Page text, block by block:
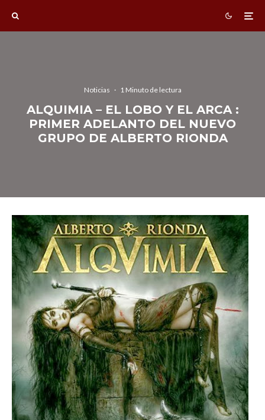
Noticias · 1 Minuto de lectura
ALQUIMIA – EL LOBO Y EL ARCA :
PRIMER ADELANTO DEL NUEVO
GRUPO DE ALBERTO RIONDA